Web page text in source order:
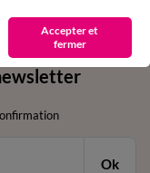
Ok
Accepter et
fermer